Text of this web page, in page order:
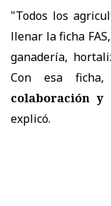
"Todos los
llenar la ficha
ganadería,
Con esa ficha,
colaboración y
explicó.